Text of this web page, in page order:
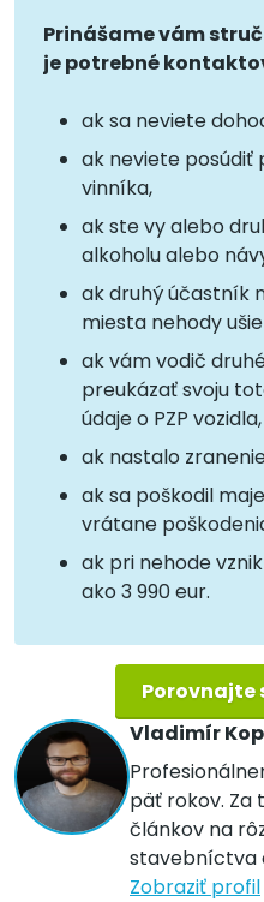
Prinášame vám
je potrebné
ak sa neviete
ak neviete posúdiť
vinníka,
ak ste vy alebo
alkoholu alebo
ak druhý účastník
miesta nehody
ak vám vodič
preukázať svoju
údaje o PZP vozidla,
ak nastalo
ak sa poškodil
vrátane
ak pri nehode
ako 3 990 eur.
Porovnajte
Vladimír
päť rokov. Za
článkov na
stavebníctva
Zobraziť profil